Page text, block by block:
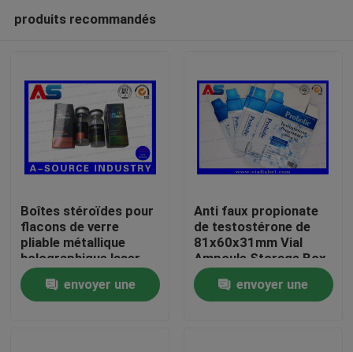
Maison
Produits
produits recommandés
Boîtes stéroïdes pour
flacons de verre
pliable métallique
holographique laser
Étiquette des boîtes
pharmaceutiques
envoyer une
Anti faux propionate
de testostérone de
81x60x31mm Vial
Ampoule Storage Box
For 1ml
envoyer une